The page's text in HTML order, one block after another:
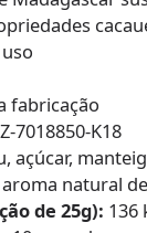
fabricação
7018850-K18
açúcar,
natural
de 25g): 136